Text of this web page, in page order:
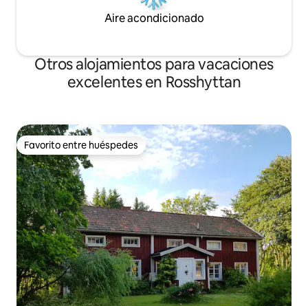
Aire acondicionado
Otros alojamientos para vacaciones
excelentes en Rosshyttan
Favorito entre huéspedes
Favorito entre huéspedes